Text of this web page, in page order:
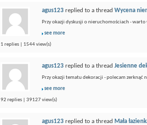
agus123 replied to a thread Wycena
Przy okazji dyskusji o nieruchomościach -
see more
1 replies | 1544 view(s)
agus123 replied to a thread Jesienne
Przy okazji tematu dekoracji - polecam zerknąć
see more
92 replies | 39127 view(s)
agus123 replied to a thread Mała